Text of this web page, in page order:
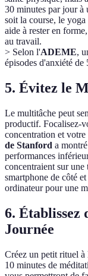
30 minutes par jour à
soit la course, le
aide à rester en
au travail.
> Selon l'ADEME,
épisodes d'anxiété de
5. Évitez le
Le multitâche peut
productif. Focalisez-
concentration et
de Stanford a
performances
concentraient sur une
smartphone de côté
ordinateur pour une
6. Établissez
Journée
Créez un petit rituel
10 minutes de